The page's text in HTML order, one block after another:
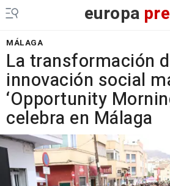
europa
MÁLAGA
La transformación
innovación social
‘Opportunity
celebra en Málaga